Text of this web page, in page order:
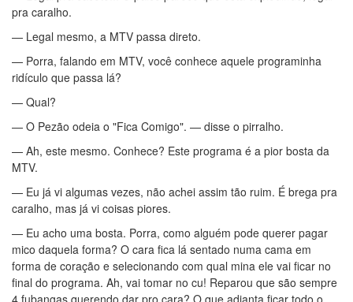
pra caralho.
— Legal mesmo, a MTV passa direto.
— Porra, falando em MTV, você conhece aquele programinha
ridículo que passa lá?
— Qual?
— O Pezão odeia o "Fica Comigo". — disse o pirralho.
— Ah, este mesmo. Conhece? Este programa é a pior bosta da
MTV.
— Eu já vi algumas vezes, não achei assim tão ruim. É brega pra
caralho, mas já vi coisas piores.
— Eu acho uma bosta. Porra, como alguém pode querer pagar
mico daquela forma? O cara fica lá sentado numa cama em
forma de coração e selecionando com qual mina ele vai ficar no
final do programa. Ah, vai tomar no cu! Reparou que são sempre
4 fubangas querendo dar pro cara? O que adianta ficar todo o